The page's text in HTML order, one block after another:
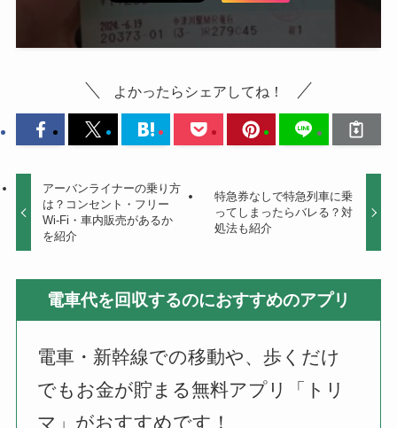
よかったらシェアしてね！
アーバンライナーの乗り方
は？コンセント・フリー
Wi-Fi・車内販売があるか
を紹介
特急券なしで特急列車に乗
ってしまったらバレる？対
処法も紹介
電車代を回収するのにおすすめのアプリ
電車・新幹線での移動や、歩くだけ
でもお金が貯まる無料アプリ「トリ
マ」がおすすめです！